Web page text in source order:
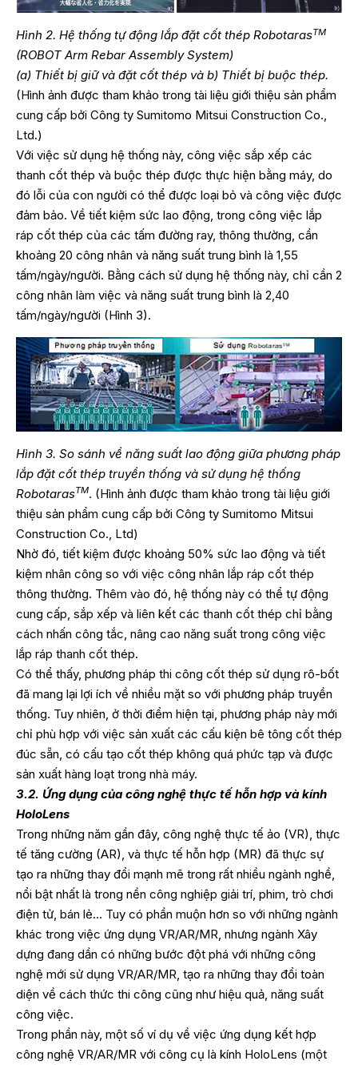
Hình 2. Hệ thống tự động lắp đặt cốt thép RobotarasTM
(ROBOT Arm Rebar Assembly System)
(a) Thiết bị giữ và đặt cốt thép và b) Thiết bị buộc thép.
(Hình ảnh được tham khảo trong tài liệu giới thiệu sản phẩm
cung cấp bởi Công ty Sumitomo Mitsui Construction Co.,
Ltd.)
Với việc sử dụng hệ thống này, công việc sắp xếp các
thanh cốt thép và buộc thép được thực hiện bằng máy, do
đó lỗi của con người có thể được loại bỏ và công việc được
đảm bảo. Về tiết kiệm sức lao động, trong công việc lắp
ráp cốt thép của các tấm đường ray, thông thường, cần
khoảng 20 công nhân và năng suất trung bình là 1,55
tấm/ngày/người. Bằng cách sử dụng hệ thống này, chỉ cần 2
công nhân làm việc và năng suất trung bình là 2,40
tấm/ngày/người (Hình 3).
Hình 3. So sánh về năng suất lao động giữa phương pháp
lắp đặt cốt thép truyền thống và sử dụng hệ thống
RobotarasTM. (Hình ảnh được tham khảo trong tài liệu giới
thiệu sản phẩm cung cấp bởi Công ty Sumitomo Mitsui
Construction Co., Ltd)
Nhờ đó, tiết kiệm được khoảng 50% sức lao động và tiết
kiệm nhân công so với việc công nhân lắp ráp cốt thép
thông thường. Thêm vào đó, hệ thống này có thể tự động
cung cấp, sắp xếp và liên kết các thanh cốt thép chỉ bằng
cách nhấn công tắc, nâng cao năng suất trong công việc
lắp ráp thanh cốt thép.
Có thể thấy, phương pháp thi công cốt thép sử dụng rô-bốt
đã mang lại lợi ích về nhiều mặt so với phương pháp truyền
thống. Tuy nhiên, ở thời điểm hiện tại, phương pháp này mới
chỉ phù hợp với việc sản xuất các cấu kiện bê tông cốt thép
đúc sẵn, có cấu tạo cốt thép không quá phức tạp và được
sản xuất hàng loạt trong nhà máy.
3.2. Ứng dụng của công nghệ thực tế hỗn hợp và kính
HoloLens
Trong những năm gần đây, công nghệ thực tế ảo (VR), thực
tế tăng cường (AR), và thực tế hỗn hợp (MR) đã thực sự
tạo ra những thay đổi mạnh mẽ trong rất nhiều ngành nghề,
nổi bật nhất là trong nền công nghiệp giải trí, phim, trò chơi
điện tử, bán lẻ… Tuy có phần muộn hơn so với những ngành
khác trong việc ứng dụng VR/AR/MR, nhưng ngành Xây
dựng đang dần có những bước đột phá với những công
nghệ mới sử dụng VR/AR/MR, tạo ra những thay đổi toàn
diện về cách thức thi công cũng như hiệu quả, năng suất
công việc.
Trong phần này, một số ví dụ về việc ứng dụng kết hợp
công nghệ VR/AR/MR với công cụ là kính HoloLens (một